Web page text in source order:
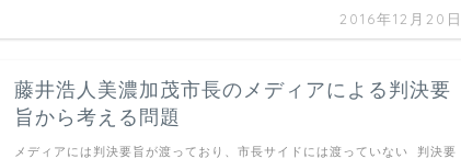
2016年12月20日
藤井浩人美濃加茂市長のメディアによる判決要
旨から考える問題
メディアには判決要旨が渡っており、市長サイドには渡っていない 判決要